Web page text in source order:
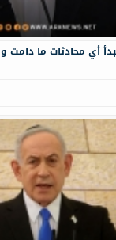
أي محادثات ما دامت